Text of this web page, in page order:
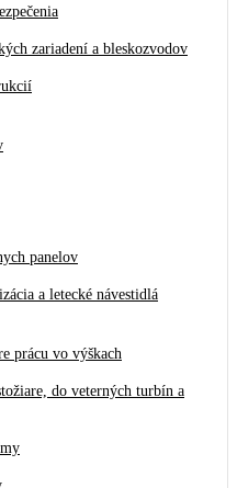
zariadení a bleskozvodov
panelov
a letecké návestidlá
prácu vo výškach
do veterných turbín a